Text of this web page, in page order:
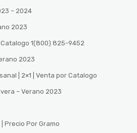
– 2024
2023
1(800) 825-9452
2023
| 2×1 | Venta por Catalogo
– Verano 2023
Precio Por Gramo